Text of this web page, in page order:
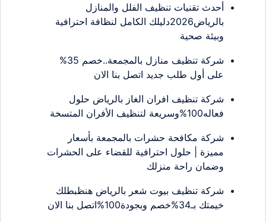
أحدث تقنيات تنظيف الفلل والمنازل
بالرياض2026دليلك الكامل لنظافة احترافية
وبيئة صحية
شركة تنظيف منازل بالمجمعة..خصم 35%
على أول طلب جديد اتصل بنا الان
شركة تنظيف افران الغاز بالرياض حلول
فعاله100%وسريعة لتنظيف الأفران المتسخة
شركة مكافحة حشرات بالمجمعة بأسعار
مميزة | حلول احترافية للقضاء على الحشرات
وضمان راحة منزلك
شركة تنظيف بيوت شعر بالرياض هنظبطلك
خيمتك بـ34%خصم وبجودة100%اتصل بنا الان